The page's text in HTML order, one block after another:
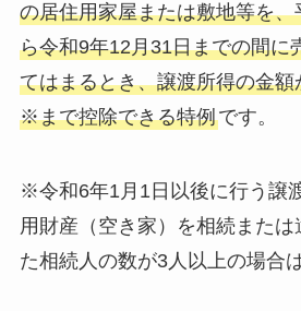
の居住用家屋または敷地等を
ら令和9年12月31日までの間に
てはまるとき、譲渡所得の金
※まで控除できる特例です。
※令和6年1月1日以後に行う譲
用財産（空き家）を相続または
た相続人の数が3人以上の場合